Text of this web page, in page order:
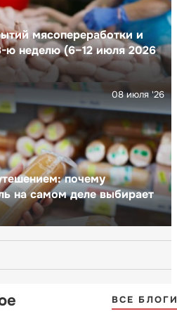
мясопереработки и
ю неделю (6–12 июля 2026
почему
на самом деле выбирает
08 июля '26
ВСЕ